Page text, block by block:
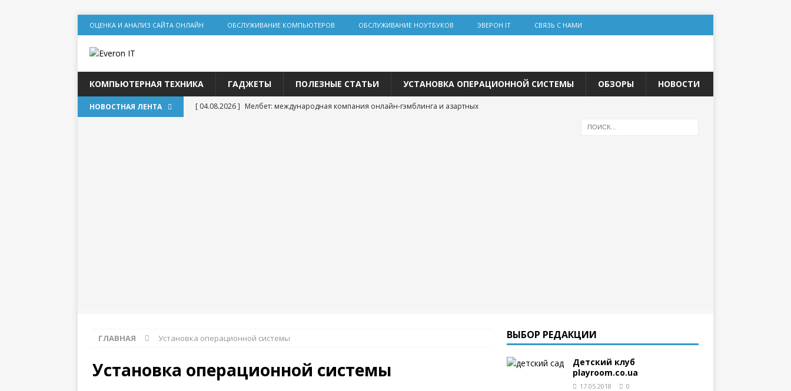
ОЦЕНКА И АНАЛИЗ САЙТА ОНЛАЙН ОБСЛУЖИВАНИЕ КОМПЬЮТЕРОВ ОБСЛУЖИВАНИЕ НОУТБУКОВ ЭВЕРОН IT СВЯЗЬ С НАМИ
КОМПЬЮТЕРНАЯ ТЕХНИКА ГАДЖЕТЫ ПОЛЕЗНЫЕ СТАТЬИ УСТАНОВКА ОПЕРАЦИОННОЙ СИСТЕМЫ ОБЗОРЫ НОВОСТИ
НОВОСТНАЯ ЛЕНТА [ 04.08.2026 ] Мелбет: международная компания онлайн-гэмблинга и азартных
ГЛАВНАЯ Установка операционной системы
Установка операционной системы
ВЫБОР РЕДАКЦИИ
Детский клуб
playroom.co.ua
17.05.2018 0